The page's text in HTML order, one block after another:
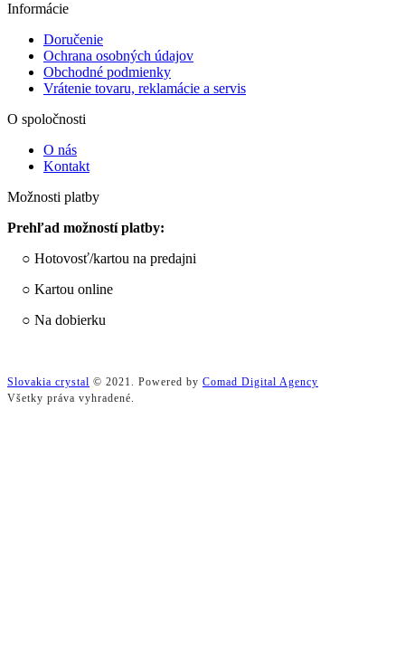
Informácie
Doručenie
Ochrana osobných údajov
Obchodné podmienky
Vrátenie tovaru, reklamácie a servis
O spoločnosti
O nás
Kontakt
Možnosti platby
Prehľad možností platby:
○ Hotovosť/kartou na predajni
○ Kartou online
○ Na dobierku
Slovakia crystal © 2021. Powered by Comad Digital Agency
Všetky práva vyhradené.